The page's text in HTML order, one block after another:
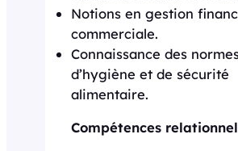
Notions en gestion
commerciale.
Connaissance des
d’hygiène et de sécurité
alimentaire.
Compétences